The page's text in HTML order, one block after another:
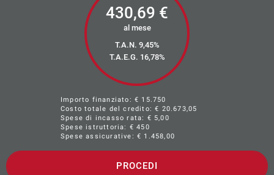
430,69 €
al mese
T.A.N. 9,45%
T.A.E.G. 16,78%
Importo finanziato: € 15.750
Costo totale del credito: € 20.673,05
Spese di incasso rata: € 5,00
Spese istruttoria: € 450
Spese assicurative: € 1.458,00
PROCEDI